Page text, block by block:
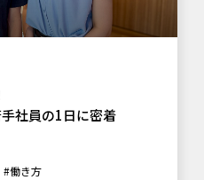
社員の1日に密着
#働き方